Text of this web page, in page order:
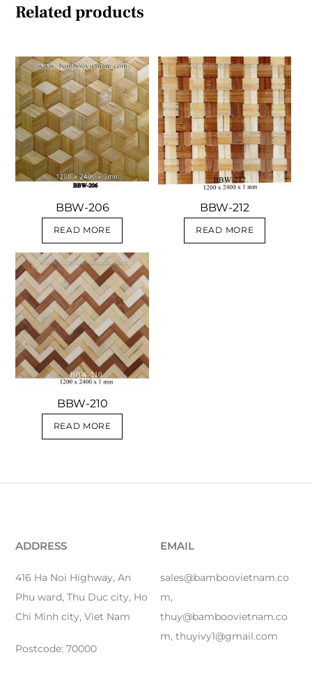
Related products
BBW-206
READ MORE
BBW-212
READ MORE
BBW-210
READ MORE
ADDRESS
416 Ha Noi Highway, An
Phu ward, Thu Duc city, Ho
Chi Minh city, Viet Nam
Postcode: 70000
EMAIL
sales@bamboovietnam.co
m,
thuy@bamboovietnam.co
m, thuyivy1@gmail.com